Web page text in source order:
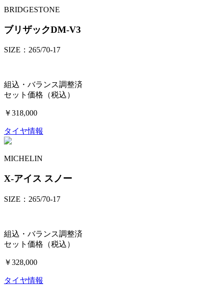
BRIDGESTONE
ブリザックDM-V3
SIZE：265/70-17
組込・バランス調整済
セット価格（税込）
￥318,000
タイヤ情報
MICHELIN
X-アイス スノー
SIZE：265/70-17
組込・バランス調整済
セット価格（税込）
￥328,000
タイヤ情報